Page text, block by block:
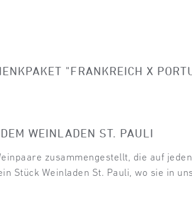
"FRANKREICH X
WEINLADEN ST. PAULI
zusammengestellt, die auf
Stück Weinladen St. Pauli, wo sie in